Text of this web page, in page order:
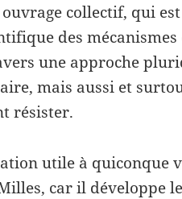
ouvrage collectif, qui
des
une approche
mais aussi et
résister.
utile à quiconque
car il développe